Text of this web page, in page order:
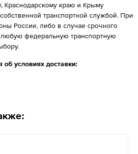
Краснодарскому краю и Крыму
транспортной службой. При
России, либо в случае срочного
федеральную транспортную
условиях доставки: